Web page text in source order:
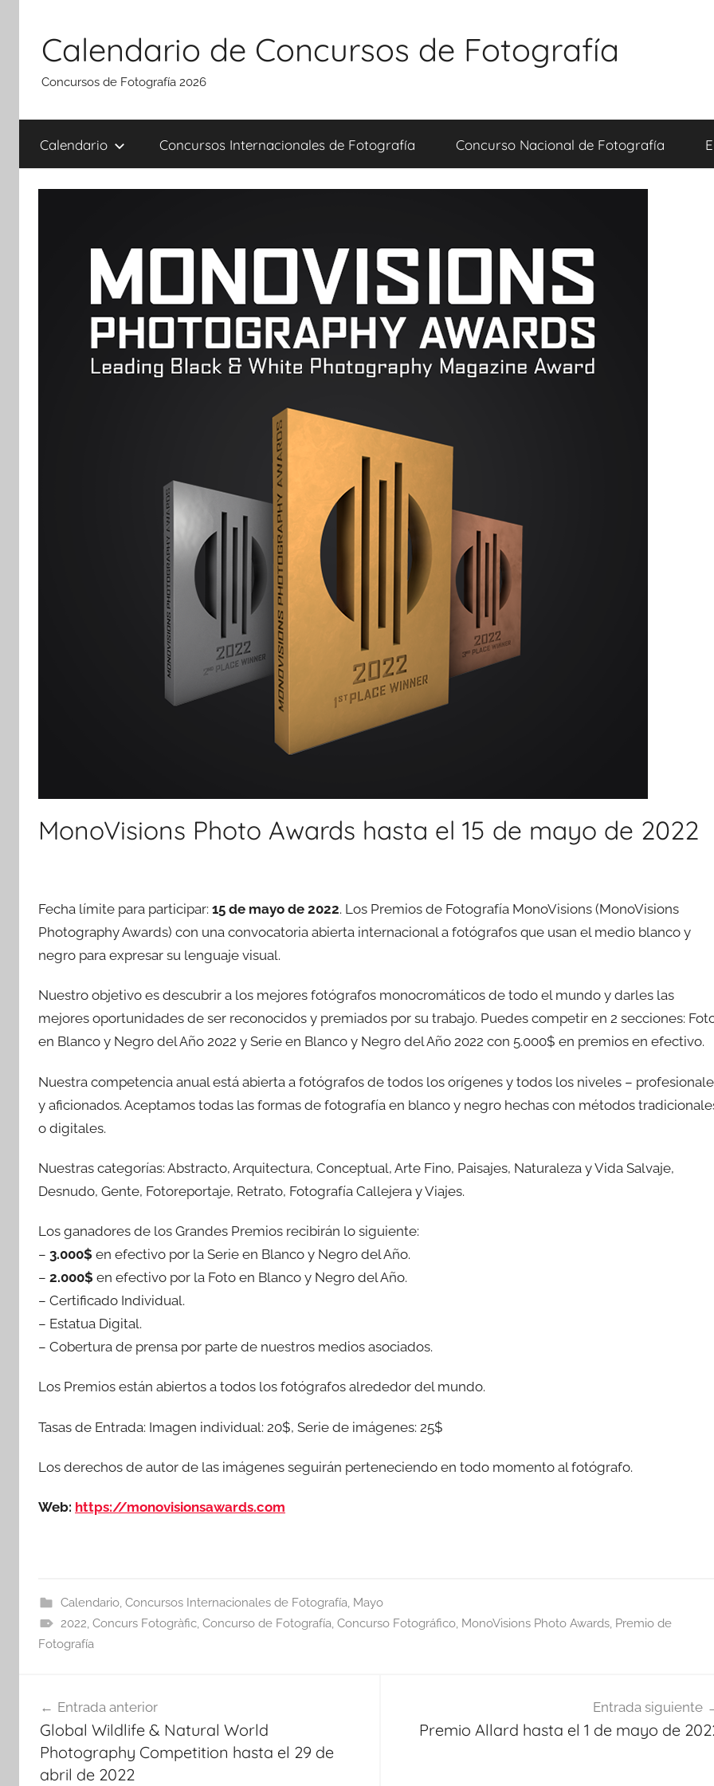
contenido
Calendario de Concursos de Fotografía
Concursos de Fotografía 2026
Calendario Concursos Internacionales de Fotografía Concurso Nacional de Fotografía
MonoVisions Photo Awards hasta el 15 de mayo de 2022
Fecha límite para participar: 15 de mayo de 2022. Los Premios de Fotografía MonoVisions (MonoVisions
Photography Awards) con una convocatoria abierta internacional a fotógrafos que usan el medio blanco y
negro para expresar su lenguaje visual.
Nuestro objetivo es descubrir a los mejores fotógrafos monocromáticos de todo el mundo y darles las
mejores oportunidades de ser reconocidos y premiados por su trabajo. Puedes competir en 2 secciones:
en Blanco y Negro del Año 2022 y Serie en Blanco y Negro del Año 2022 con 5.000$ en premios en efectivo.
Nuestra competencia anual está abierta a fotógrafos de todos los orígenes y todos los niveles –
y aficionados. Aceptamos todas las formas de fotografía en blanco y negro hechas con métodos
o digitales.
Nuestras categorías: Abstracto, Arquitectura, Conceptual, Arte Fino, Paisajes, Naturaleza y Vida Salvaje,
Desnudo, Gente, Fotoreportaje, Retrato, Fotografía Callejera y Viajes.
Los ganadores de los Grandes Premios recibirán lo siguiente:
– 3.000$ en efectivo por la Serie en Blanco y Negro del Año.
– 2.000$ en efectivo por la Foto en Blanco y Negro del Año.
– Certificado Individual.
– Estatua Digital.
– Cobertura de prensa por parte de nuestros medios asociados.
Los Premios están abiertos a todos los fotógrafos alrededor del mundo.
Tasas de Entrada: Imagen individual: 20$, Serie de imágenes: 25$
Los derechos de autor de las imágenes seguirán perteneciendo en todo momento al fotógrafo.
Web: https://monovisionsawards.com
Calendario, Concursos Internacionales de Fotografía, Mayo
2022, Concurs Fotogràfic, Concurso de Fotografía, Concurso Fotográfico, MonoVisions Photo Awards, Premio de
Fotografía
de
entradas
Entrada anterior
Global Wildlife & Natural World
Photography Competition hasta el 29 de
abril de 2022
Entrada siguiente
Premio Allard hasta el 1 de mayo de